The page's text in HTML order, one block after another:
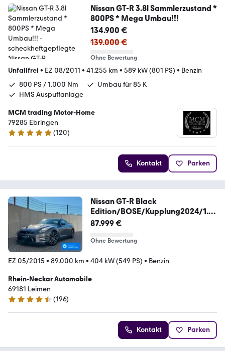
Nissan GT-R 3.8l Sammlerzustand *
800PS * Mega Umbau!!!
134.900 €
139.000 €
Ohne Bewertung
Unfallfrei • EZ 08/2011 • 41.255 km • 589 kW (801 PS) • Benzin
800 PS / 1.000 Nm
Umbau für 85 K
HMS Auspuffanlage
MCM trading Motor-Home
79285 Ebringen
4.9 Sterne
(120)
Kontakt Parken
Nissan GT-R Black
Edition/BOSE/Kupplung2024/1.H
AND
87.999 €
Ohne Bewertung
EZ 05/2015 • 89.000 km • 404 kW (549 PS) • Benzin
Rhein-Neckar Automobile
69181 Leimen
4.4 Sterne
(196)
Kontakt Parken